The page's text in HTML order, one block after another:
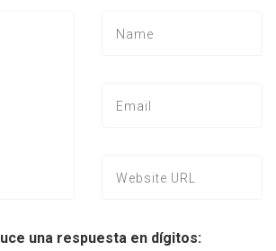
una respuesta en dígitos: